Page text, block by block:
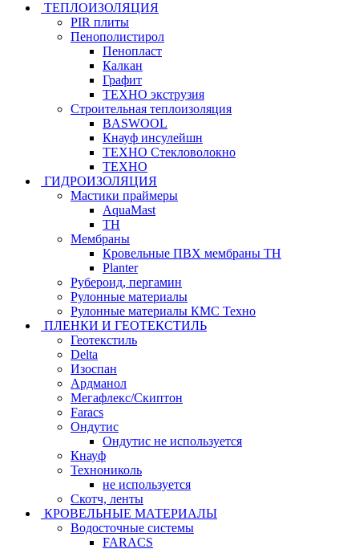
ТЕПЛОИЗОЛЯЦИЯ
PIR плиты
Пенополистирол
Пенопласт
Калкан
Графит
ТЕХНО экструзия
Строительная теплоизоляция
BASWOOL
Кнауф инсулейшн
ТЕХНО Стекловолокно
ТЕХНО
ГИДРОИЗОЛЯЦИЯ
Мастики праймеры
AquaMast
ТН
Мембраны
Кровельные ПВХ мембраны ТН
Planter
Рубероид, пергамин
Рулонные материалы
Рулонные материалы КМС Техно
ПЛЕНКИ И ГЕОТЕКСТИЛЬ
Геотекстиль
Delta
Изоспан
Ардманол
Мегафлекс/Скиптон
Faracs
Ондутис
Ондутис не используется
Кнауф
Технониколь
не используется
Скотч, ленты
КРОВЕЛЬНЫЕ МАТЕРИАЛЫ
Водосточные системы
FARACS